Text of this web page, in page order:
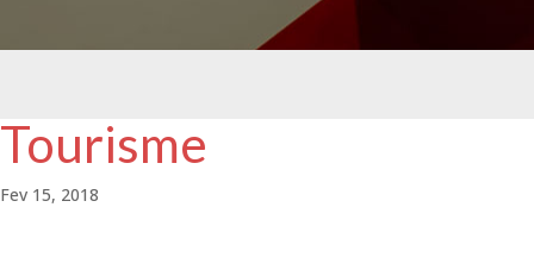
Tourisme
Fev 15, 2018